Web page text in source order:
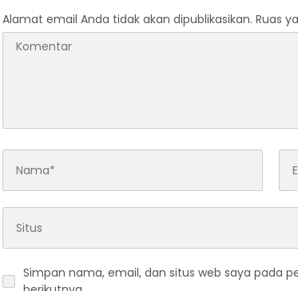
Alamat email Anda tidak akan dipublikasikan. Ruas
Simpan nama, email, dan situs web saya pada